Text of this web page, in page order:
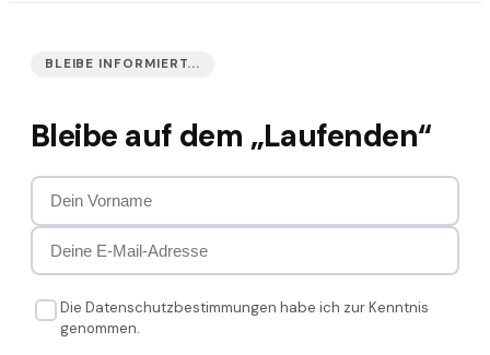
BLEIBE INFORMIERT...
Bleibe auf dem „Laufenden“
Die Datenschutzbestimmungen habe ich zur Kenntnis
genommen.